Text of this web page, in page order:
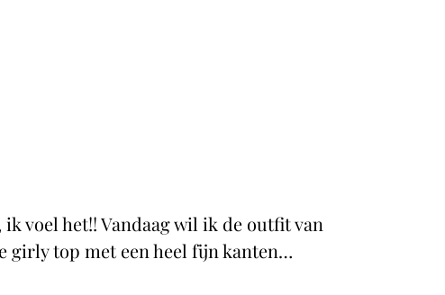
voel het!! Vandaag wil ik de outfit van
girly top met een heel fijn kanten…